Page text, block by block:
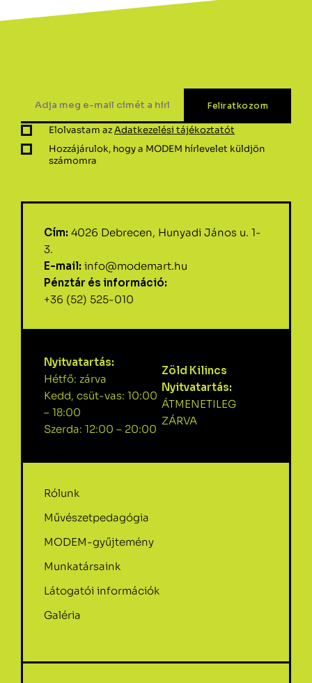
Elolvastam azAdatkezelési tájékoztatót
Hozzájárulok, hogy a MODEM hírlevelet küldjön
számomra
Cím: 4026 Debrecen, Hunyadi János u. 1-
3.
E-mail: info@modemart.hu
Pénztár és információ:
+36 (52) 525-010
Nyitvatartás:
Hétfő: zárva
Kedd, csüt-vas: 10:00
– 18:00
Szerda: 12:00 – 20:00
Zöld Kilincs
Nyitvatartás:
ÁTMENETILEG
ZÁRVA
Rólunk
Művészetpedagógia
MODEM-gyűjtemény
Munkatársaink
Látogatói információk
Galéria